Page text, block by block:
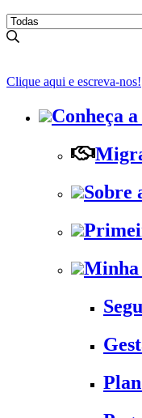
Clique aqui e escreva-nos!
Conheça
Sobre
Minha